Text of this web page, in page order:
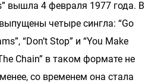
вышла 4 февраля 1977 года. В
четыре сингла: “Go
“Don’t Stop” и “You Make
Chain” в таком формате не
со временем она стала